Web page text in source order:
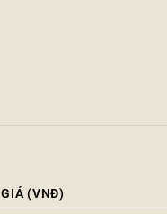
GIÁ (VNĐ)